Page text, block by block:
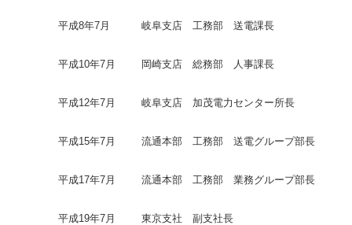
平成8年7月 岐阜支店 工務部 送電課長
平成10年7月 岡崎支店 総務部 人事課長
平成12年7月 岐阜支店 加茂電力センター所長
平成15年7月 流通本部 工務部 送電グループ部長
平成17年7月 流通本部 工務部 業務グループ部長
平成19年7月 東京支社 副支社長